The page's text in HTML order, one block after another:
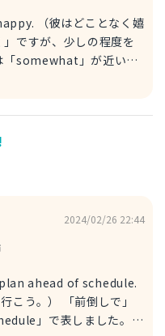
（彼はどことなく嬉
「somewhat」が近いニ
seem」を使って「～よ
。 「どことなく」もな
ので、同様のニュアンス
2024/02/26 22:44
ahead of schedule.
前倒しで」
」で表しました。